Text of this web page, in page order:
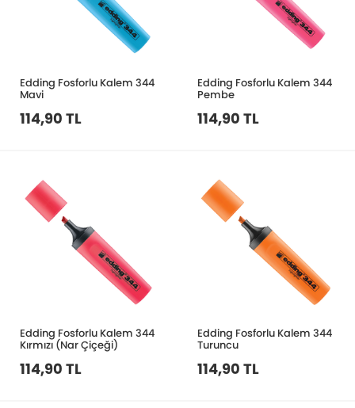
Edding Fosforlu Kalem 344
Mavi
114,90 TL
Edding Fosforlu Kalem 344
Pembe
114,90 TL
Edding Fosforlu Kalem 344
Kırmızı (Nar Çiçeği)
114,90 TL
Edding Fosforlu Kalem 344
Turuncu
114,90 TL